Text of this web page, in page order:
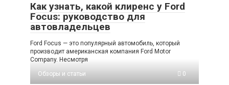
Как узнать, какой клиренс у Ford
Focus: руководство для
автовладельцев
Ford Focus — это популярный автомобиль, который
производит американская компания Ford Motor
Company. Несмотря
Обзоры и статьи
0